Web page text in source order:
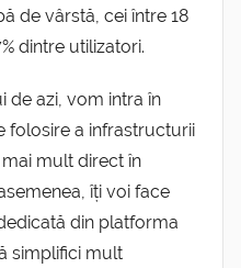
de vârstă, cei între 18
dintre utilizatori.
de azi, vom intra în
folosire a infrastructurii
mult direct în
îți voi face
din platforma
simplifici mult